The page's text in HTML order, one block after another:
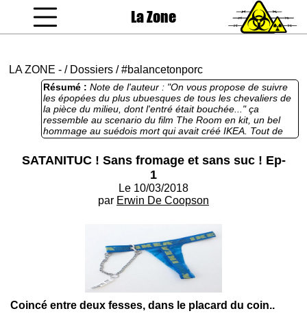
La Zone
LA ZONE - / Dossiers /#balancetonporc
Résumé : Note de l'auteur : "On vous propose de suivre
les épopées du plus ubuesques de tous les chevaliers de
la pièce du milieu, dont l'entré était bouchée..." ça
ressemble au scenario du film The Room en kit, un bel
hommage au suédois mort qui avait créé IKEA. Tout de
suite rajouté à la rubrique #BalanceTonAucunRapport
SATANITUC ! Sans fromage et sans suc ! Ep-
1
Le 10/03/2018
par Erwin De Coopson
Coincé entre deux fesses, dans le placard du coin..